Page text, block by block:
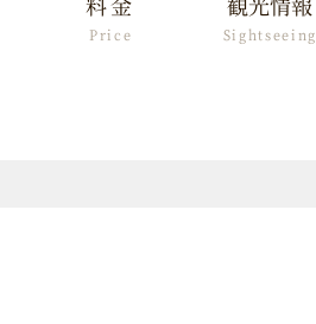
Price Sightseeing